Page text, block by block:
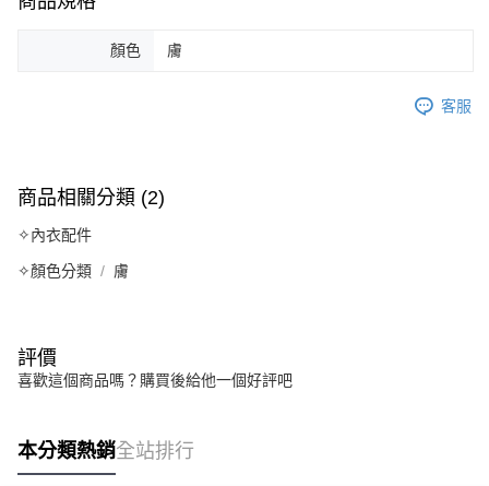
AFTEE先享後付是「在收到商品之後才付款」的支付方式。 讓您購物簡單
１．簡單：不需註冊會員、不需綁卡、不需儲值。
２．訂單成立數日內，您將收到繳費通知簡訊。
３．收到繳費通知簡訊後14天內，點擊此簡訊中的連結，可透過四大超商／
ATM／網路銀行／等多元方式進行付款，方視為交易完成。
※ 請注意：結帳手續完成當下不需立刻繳費，但若您需要取消訂單，請聯絡
購買商品的店家。未經商家同意取消之訂單仍視為有效，需透過AFTEE先享
【注意事項】
權轉讓予恩沛科技股份有限公司。
２．關於個人資料處理事宜，請瀏覽以下網址：
ATM付款
每筆NT$80，滿NT$999(含以上)免運費
萊爾富取貨付款
每筆NT$80
7-11取貨付款
付款後7-11取貨
每筆NT$80，滿NT$999(含以上)免運費
顏色 膚
客服
商品相關分類 (2)
✧內衣配件
✧顏色分類 膚
評價
喜歡這個商品嗎？購買後給他一個好評吧
本分類熱銷全站排行